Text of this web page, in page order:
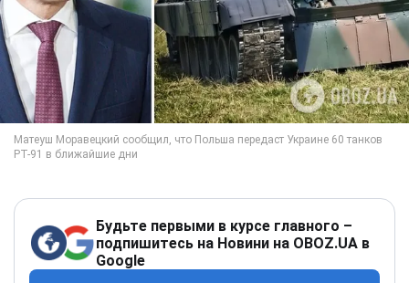
Будьте первыми в курсе главного –
подпишитесь на Новини на OBOZ.UA в
Google